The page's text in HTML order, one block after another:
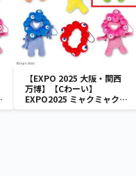
【EXPO 2025 大阪・関西
万博】【Cわーい】
EXPO2025 ミャクミャク
カラフルゴム紐付きぬいぐ